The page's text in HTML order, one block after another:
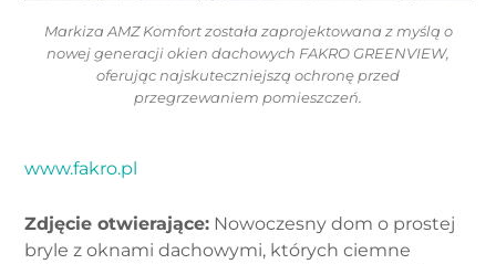
Markiza AMZ Komfort została zaprojektowana z myślą o
nowej generacji okien dachowych FAKRO GREENVIEW,
oferując najskuteczniejszą ochronę przed
przegrzewaniem pomieszczeń.
www.fakro.pl
Zdjęcie otwierające: Nowoczesny dom o prostej
bryle z oknami dachowymi, których ciemne